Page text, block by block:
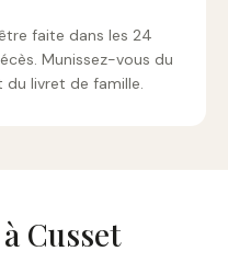
faite dans les 24
Munissez-vous du
livret de famille.
Cusset